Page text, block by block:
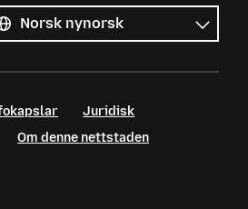
Juridisk
Om denne nettstaden